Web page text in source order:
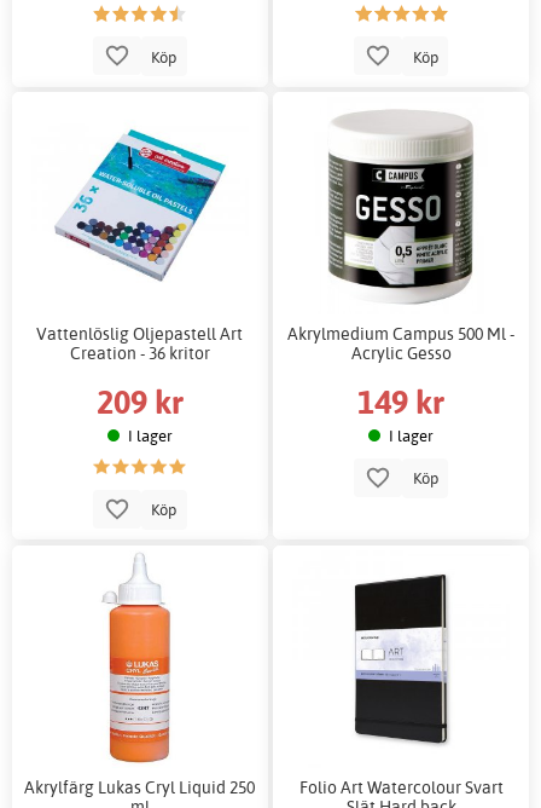
Köp Köp
Vattenlöslig Oljepastell Art
Creation - 36 kritor
209 kr
I lager
Köp
Akrylmedium Campus 500 Ml -
Acrylic Gesso
149 kr
I lager
Köp
Akrylfärg Lukas Cryl Liquid 250
Folio Art Watercolour Svart